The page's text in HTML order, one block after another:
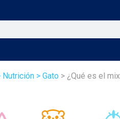
> Gato> ¿Qué es el